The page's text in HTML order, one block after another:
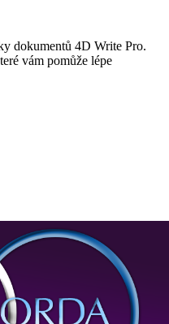
dokumentů 4D Write Pro.
vám pomůže lépe